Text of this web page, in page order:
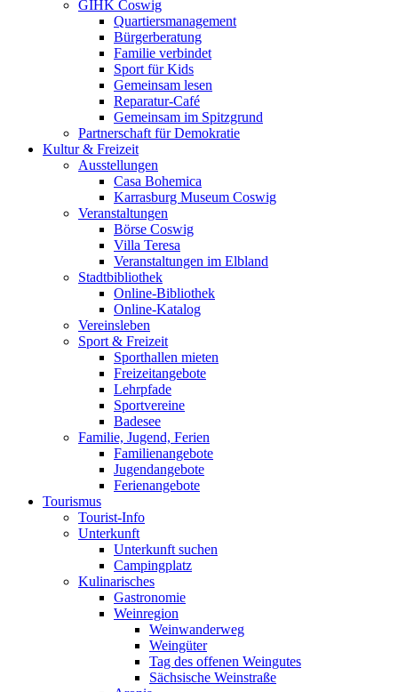
GIHK Coswig
Quartiersmanagement
Bürgerberatung
Familie verbindet
Sport für Kids
Gemeinsam lesen
Reparatur-Café
Gemeinsam im Spitzgrund
Partnerschaft für Demokratie
Kultur & Freizeit
Ausstellungen
Casa Bohemica
Karrasburg Museum Coswig
Veranstaltungen
Börse Coswig
Villa Teresa
Veranstaltungen im Elbland
Stadtbibliothek
Online-Bibliothek
Online-Katalog
Vereinsleben
Sport & Freizeit
Sporthallen mieten
Freizeitangebote
Lehrpfade
Sportvereine
Badesee
Familie, Jugend, Ferien
Familienangebote
Jugendangebote
Ferienangebote
Tourismus
Tourist-Info
Unterkunft
Unterkunft suchen
Campingplatz
Kulinarisches
Gastronomie
Weinregion
Weinwanderweg
Weingüter
Tag des offenen Weingutes
Sächsische Weinstraße